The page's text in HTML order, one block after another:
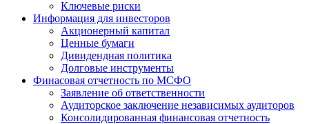
Ключевые риски
Информация для инвесторов
Акционерный капитал
Ценные бумаги
Дивидендная политика
Долговые инструменты
Финасовая отчетность по МСФО
Заявление об ответственности
Аудиторское заключение независимых аудиторов
Консолидированная финансовая отчетность